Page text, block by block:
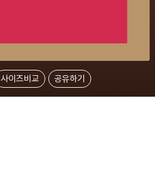
사이즈비교 공유하기